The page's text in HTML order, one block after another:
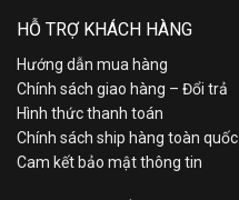
HỖ TRỢ KHÁCH HÀNG
Hướng dẫn mua hàng
Chính sách giao hàng – Đổi trả
Hình thức thanh toán
Chính sách ship hàng toàn quốc
Cam kết bảo mật thông tin